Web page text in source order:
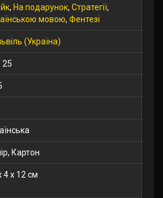
, На подарунок, Стратегії,
мовою, Фентезі
(Україна)
25
Картон
4 x 12 см